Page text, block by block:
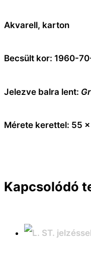
Akvarell, karton
Becsült kor: 1960-
Jelezve balra lent:
Mérete kerettel: 55
Kapcsolódó